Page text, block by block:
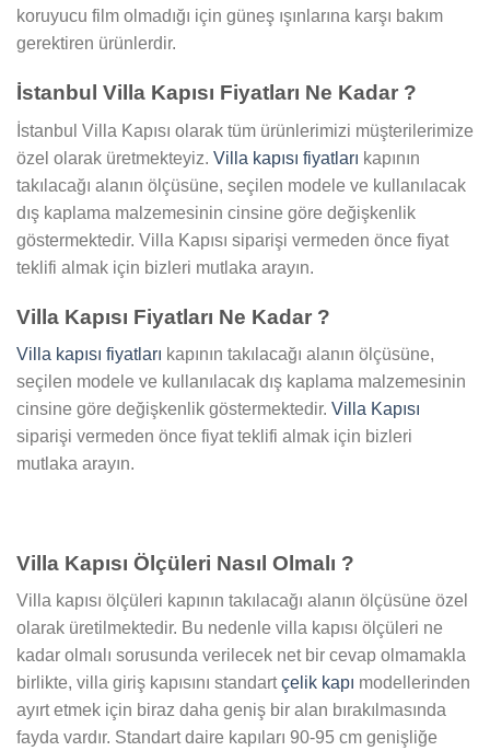
koruyucu film olmadığı için güneş ışınlarına karşı bakım
gerektiren ürünlerdir.
İstanbul Villa Kapısı Fiyatları Ne Kadar ?
İstanbul Villa Kapısı olarak tüm ürünlerimizi müşterilerimize
özel olarak üretmekteyiz. Villa kapısı fiyatları kapının
takılacağı alanın ölçüsüne, seçilen modele ve kullanılacak
dış kaplama malzemesinin cinsine göre değişkenlik
göstermektedir. Villa Kapısı siparişi vermeden önce fiyat
teklifi almak için bizleri mutlaka arayın.
Villa Kapısı Fiyatları Ne Kadar ?
Villa kapısı fiyatları kapının takılacağı alanın ölçüsüne,
seçilen modele ve kullanılacak dış kaplama malzemesinin
cinsine göre değişkenlik göstermektedir. Villa Kapısı
siparişi vermeden önce fiyat teklifi almak için bizleri
mutlaka arayın.
Villa Kapısı Ölçüleri Nasıl Olmalı ?
Villa kapısı ölçüleri kapının takılacağı alanın ölçüsüne özel
olarak üretilmektedir. Bu nedenle villa kapısı ölçüleri ne
kadar olmalı sorusunda verilecek net bir cevap olmamakla
birlikte, villa giriş kapısını standartçelik kapı modellerinden
ayırt etmek için biraz daha geniş bir alan bırakılmasında
fayda vardır. Standart daire kapıları 90-95 cm genişliğe